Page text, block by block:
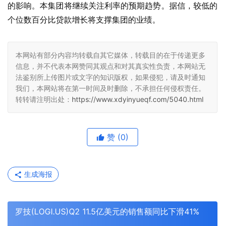
的影响。本集团将继续关注利率的预期趋势。据信，较低的
个位数百分比贷款增长将支撑集团的业绩。
本网站有部分内容均转载自其它媒体，转载目的在于传递更多
信息，并不代表本网赞同其观点和对其真实性负责，本网站无
法鉴别所上传图片或文字的知识版权，如果侵犯，请及时通知
我们，本网站将在第一时间及时删除，不承担任何侵权责任。
转转请注明出处： https://www.xdyinyueqf.com/5040.html
赞 (0)
生成海报
罗技(LOGI.US)Q2 11.5亿美元的销售额同比下滑41%